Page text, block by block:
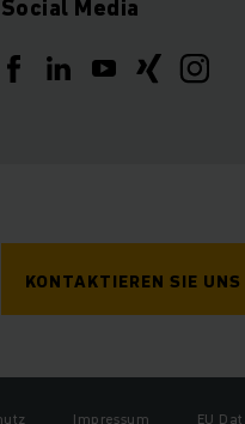
Social Media
KONTAKTIEREN SIE UNS
Impressum EU